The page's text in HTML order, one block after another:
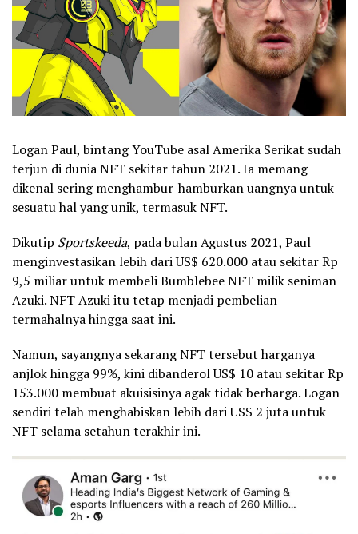
Logan Paul, bintang YouTube asal Amerika Serikat sudah
terjun di dunia NFT sekitar tahun 2021. Ia memang
dikenal sering menghambur-hamburkan uangnya untuk
sesuatu hal yang unik, termasuk NFT.
Dikutip Sportskeeda, pada bulan Agustus 2021, Paul
menginvestasikan lebih dari US$ 620.000 atau sekitar Rp
9,5 miliar untuk membeli Bumblebee NFT milik seniman
Azuki. NFT Azuki itu tetap menjadi pembelian
termahalnya hingga saat ini.
Namun, sayangnya sekarang NFT tersebut harganya
anjlok hingga 99%, kini dibanderol US$ 10 atau sekitar Rp
153.000 membuat akuisisinya agak tidak berharga. Logan
sendiri telah menghabiskan lebih dari US$ 2 juta untuk
NFT selama setahun terakhir ini.